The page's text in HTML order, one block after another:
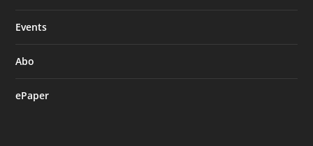
Events
Abo
ePaper